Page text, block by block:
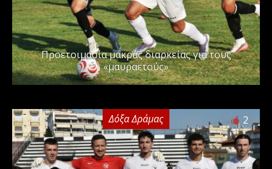
Προετοιμασία μακράς διαρκείας για τους
«μαυραετούς»
Δόξα Δράμας 2